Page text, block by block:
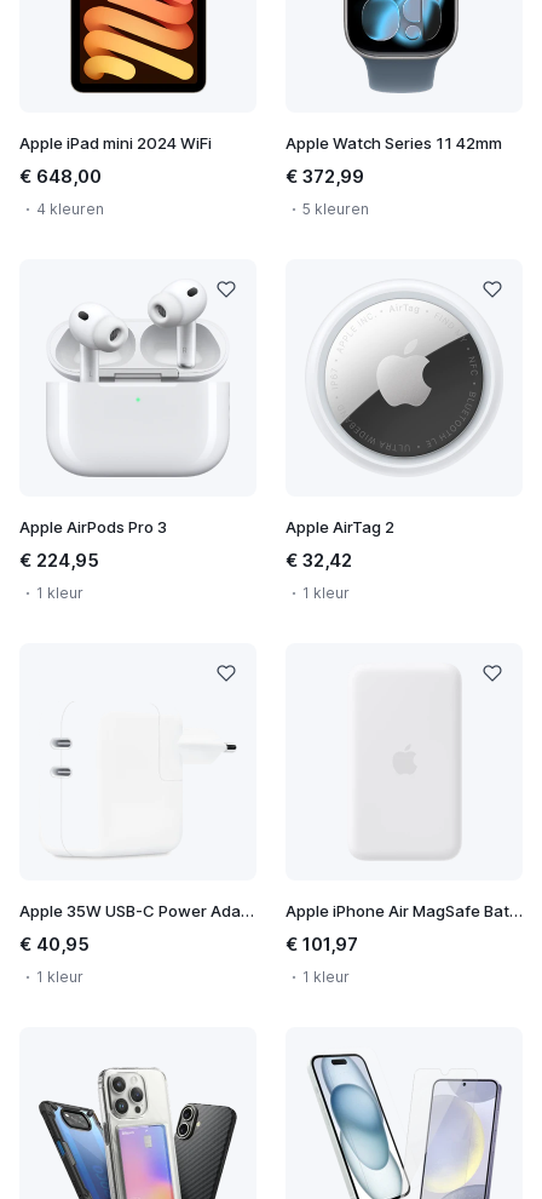
Apple iPad mini 2024 WiFi
€ 648,00
4 kleuren
Apple Watch Series 11 42mm
€ 372,99
5 kleuren
Apple AirPods Pro 3
€ 224,95
1 kleur
Apple AirTag 2
€ 32,42
1 kleur
Apple 35W USB-C Power Adapter
€ 40,95
1 kleur
Apple iPhone Air MagSafe Battery
€ 101,97
1 kleur